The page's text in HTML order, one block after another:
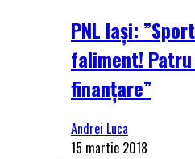
PNL Iași:
faliment!
finanțare”
Andrei Luca
15 martie 2018